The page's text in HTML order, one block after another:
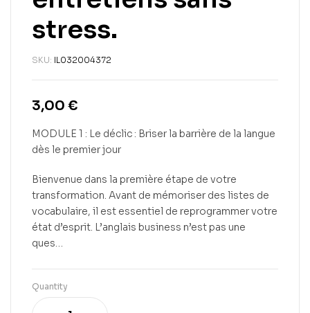
stress.
SKU: IL032004372
3,00 €
MODULE 1 : Le déclic : Briser la barrière de la langue
dès le premier jour
Bienvenue dans la première étape de votre
transformation. Avant de mémoriser des listes de
vocabulaire, il est essentiel de reprogrammer votre
état d’esprit. L’anglais business n’est pas une
ques…
Quantity